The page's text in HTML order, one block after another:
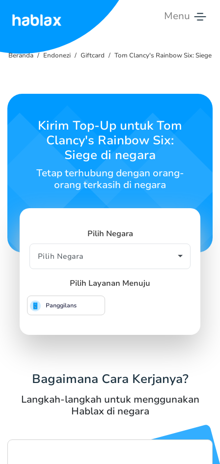
Menu
Tarif
Hubungi
Kami
Bahasa Indonesia
Beranda Endonezi Giftcard Tom Clancy's Rainbow Six: Siege
Kirim Top-Up untuk Tom
Clancy's Rainbow Six:
Siege di negara
Tetap terhubung dengan orang-
orang terkasih di negara
Pilih Negara
Pilih Layanan Menuju
Panggilans
Bagaimana Cara Kerjanya?
Langkah-langkah untuk menggunakan
Hablax di negara